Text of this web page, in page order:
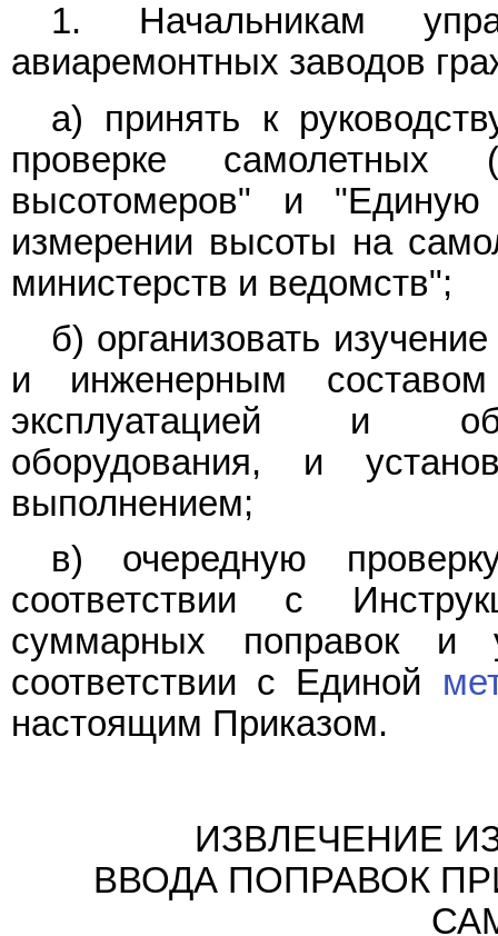
1. Начальникам
авиаремонтных заводов
а) принять к
проверке самолетных
высотомеров" и
измерении высоты на
министерств и ведомств";
б) организовать
и инженерным
эксплуатацией и
оборудования, и
выполнением;
в) очередную
соответствии с
суммарных поправок
соответствии с Единой
настоящим Приказом.
ИЗВЛЕЧЕНИЕ
ВВОДА ПОПРАВОК